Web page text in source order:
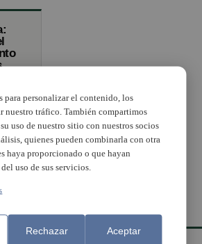
para personalizar el contenido, los
nuestro tráfico. También compartimos
uso de nuestro sitio con nuestros socios
quienes pueden combinarla con otra
haya proporcionado o que hayan
uso de sus servicios.
Rechazar Aceptar